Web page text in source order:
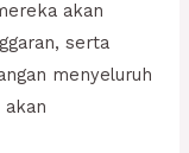
akan
serta
menyeluruh
akan